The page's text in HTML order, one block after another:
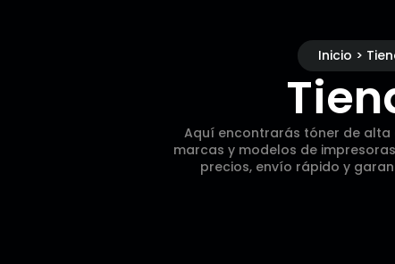
Inicio >
Aquí encontrarás tóner de
marcas y modelos de
precios, envío rápido y